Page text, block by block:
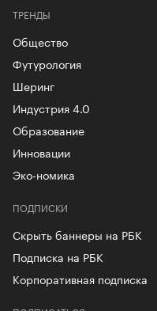
ТРЕНДЫ
Общество
Футурология
Шеринг
Индустрия 4.0
Образование
Инновации
Эко-номика
ПОДПИСКИ
Скрыть баннеры на РБК
Подписка на РБК
Корпоративная подписка